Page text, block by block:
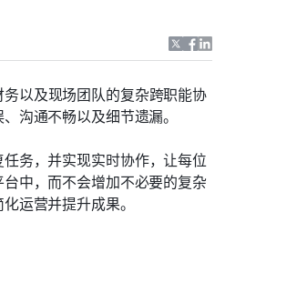
以及现场团队的复杂跨职能协
沟通不畅以及细节遗漏。
务，并实现实时协作，让每位
中，而不会增加不必要的复杂
运营并提升成果。